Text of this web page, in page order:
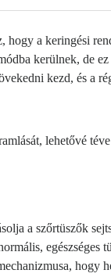
hogy a keringési
kerülnek, de
kezd, és a
lehetővé
a szőrtüszők
egészséges
hogy